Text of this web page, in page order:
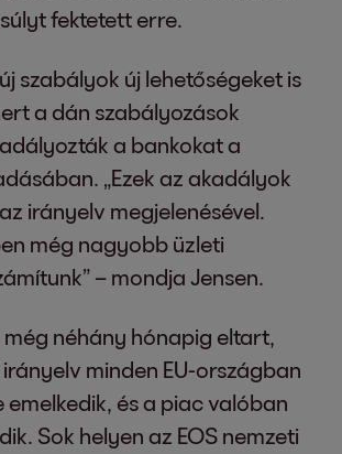
fektetett erre.
szabályok új lehetőségeket is
a dán szabályozások
a bankokat a
„Ezek az akadályok
irányelv megjelenésével.
még nagyobb üzleti
– mondja Jensen.
néhány hónapig eltart,
minden EU-országban
és a piac valóban
Sok helyen az EOS nemzeti